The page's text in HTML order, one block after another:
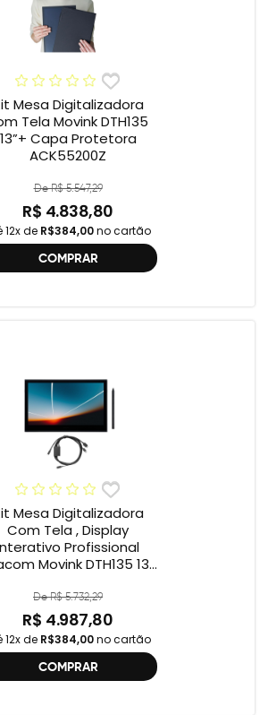
Mesa Digitalizadora
Tela Movink DTH135
13”+ Capa Protetora
ACK55200Z
De R$ 5.547,29
R$ 4.838,80
12x de R$384,00no cartão
COMPRAR
Mesa Digitalizadora
Com Tela , Display
Profissional
Movink DTH135 13”
One , 2ª geração
De R$ 5.732,29
R$ 4.987,80
12x de R$384,00no cartão
COMPRAR